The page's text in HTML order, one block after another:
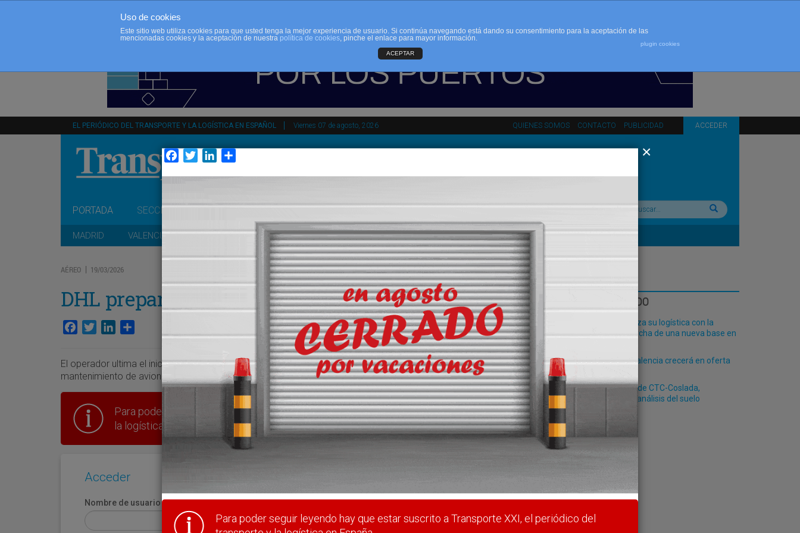
QUIENES SOMOS CONTACTO PUBLICIDAD ACCEDER
EL PERIÓDICO DEL TRANSPORTE Y LA LOGÍSTICA EN ESPAÑOL Viernes 07 de agosto, 2026
PORTADA SECCIONES Buscar:
MADRID VALENCIA CATALUÑA ANDALUCÍA PAÍS VASCO ESPAÑA INTERNACIONAL
AÉREO 19/03/2026
DHL prepara su hangar en Vitoria
Facebook
TwitterLinkedIn
El operador ultima el inicio de las obras de una plataforma, con una inversión de 40 millones, y diseñada para el
mantenimiento de aviones cargueros Airbus A300 y A320 y Boeing 757 y 737.
Para poder seguir leyendo hay que estar suscrito a Transporte XXI, el periódico del transporte y
la logística en España.
Acceder
Nombre de usuario Nombre de usuario (elija un nombre)*
LO MÁS LEÍDO
Fribasa refuerza su logística con la
puesta en marcha de una nueva base en
El Puerto de Valencia crecerá en oferta
La ampliación de CTC-Coslada,
pendiente del análisis del suelo
Uso de cookies
Este sitio web utiliza cookies para que usted tenga la mejor experiencia de usuario. Si continúa navegando está dando su consentimiento para la aceptación de las
mencionadas cookies y la aceptación de nuestra política de cookies, pinche el enlace para mayor información.
plugin cookies
ACEPTAR
Facebook
TwitterLinkedIn
Para poder seguir leyendo hay que estar suscrito a Transporte XXI, el periódico del